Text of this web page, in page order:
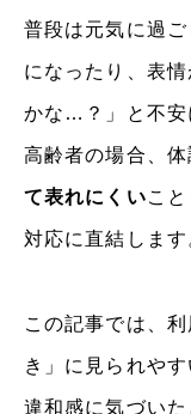
普段は元気に過
になったり、表
かな…？」と不安
高齢者の場合、
て表れにくいこ
対応に直結します
この記事では、
き」に見られや
違和感に気づい